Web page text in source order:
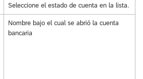
Seleccione el estado de cuenta en la lista.
Nombre bajo el cual se abrió la cuenta
bancaria